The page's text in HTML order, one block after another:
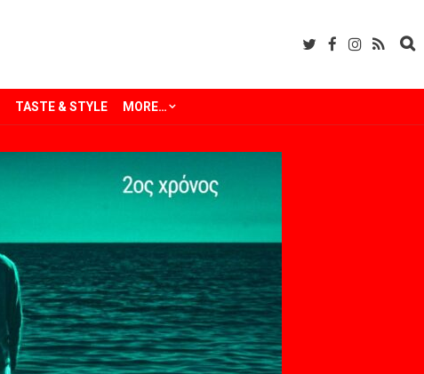
TASTE & STYLE MORE…